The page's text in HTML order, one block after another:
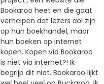
Bookaroo heet en die gaat
verhelpen dat lezers dol zijn
op hun boekhandel, maar
hun boeken op internet
kopen. Kopen via Bookaroo
is niet via internet?! Ik
begrijp dit niet. Bookaroo lijkt